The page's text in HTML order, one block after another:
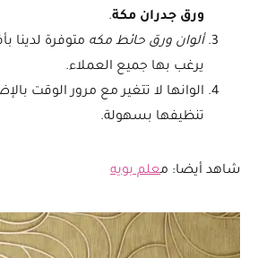
ورق جدران مكة.
ألوان ورق حائط مكه متوفرة لدينا
يرغب بها جميع العملاء.
الوانها لا تتغير مع مرور الوقت
تنظيفها بسهولة.
شاهد أيضا: معلم بويه